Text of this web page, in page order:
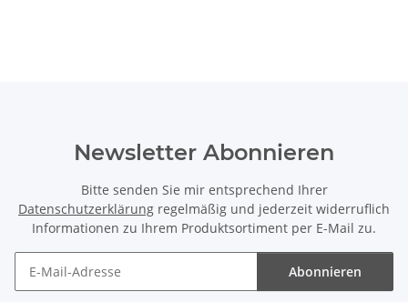
Newsletter Abonnieren
Bitte senden Sie mir entsprechend Ihrer
Datenschutzerklärung regelmäßig und jederzeit widerruflich
Informationen zu Ihrem Produktsortiment per E-Mail zu.
Abonnieren